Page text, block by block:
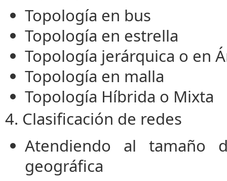
Topología en bus
Topología en estrella
Topología jerárquica o en
Topología en malla
Topología Híbrida o Mixta
4. Clasificación de redes
Atendiendo al tamaño
geográfica